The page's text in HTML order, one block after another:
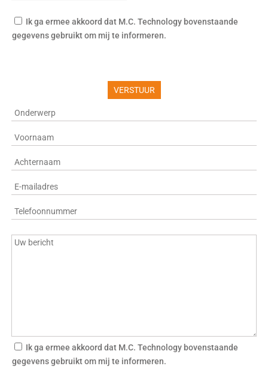
Ik ga ermee akkoord dat M.C. Technology bovenstaande
gegevens gebruikt om mij te informeren.
Ik ga ermee akkoord dat M.C. Technology bovenstaande
gegevens gebruikt om mij te informeren.